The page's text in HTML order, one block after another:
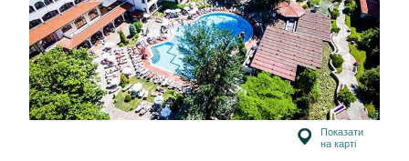
Показати
на карті